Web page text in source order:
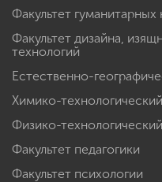
Факультет гуманитарных
Факультет дизайна,
технологий
Естественно-
Химико-
Физико-
Факультет педагогики
Факультет психологии